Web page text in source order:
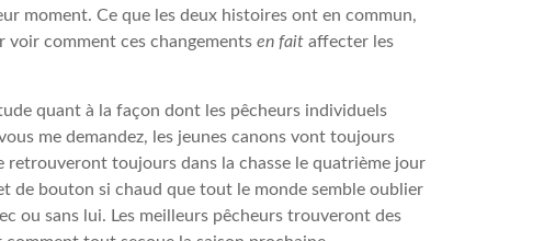
moment. Ce que les deux histoires ont en commun,
voir comment ces changements en fait affecter les
quant à la façon dont les pêcheurs individuels
me demandez, les jeunes canons vont toujours
retrouveront toujours dans la chasse le quatrième jour
de bouton si chaud que tout le monde semble oublier
ou sans lui. Les meilleurs pêcheurs trouveront des